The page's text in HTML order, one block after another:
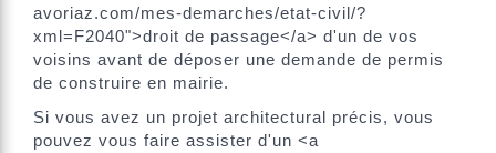
avoriaz.com/mes-demarches/etat-civil/?
xml=F2040">droit de passage</a> d'un de vos
voisins avant de déposer une demande de permis
de construire en mairie.
Si vous avez un projet architectural précis, vous
pouvez vous faire assister d'un <a